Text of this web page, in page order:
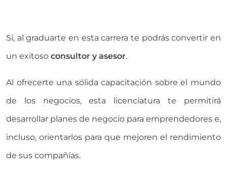
Sí, al graduarte en esta carrera te podrás convertir en
un exitoso consultor y asesor.
Al ofrecerte una sólida capacitación sobre el mundo
de los negocios, esta licenciatura te permitirá
desarrollar planes de negocio para emprendedores e,
incluso, orientarlos para que mejoren el rendimiento
de sus compañías.